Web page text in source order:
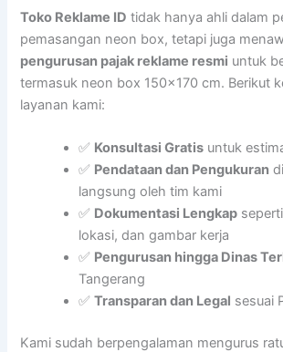
Toko Reklame ID tidak hanya ahli dalam
pemasangan neon box, tetapi juga
pengurusan pajak reklame resmi untuk
termasuk neon box 150×170 cm. Berikut
layanan kami:
✅ Konsultasi Gratis untuk
✅ Pendataan dan Pengukuran
langsung oleh tim kami
✅ Dokumentasi Lengkap
lokasi, dan gambar kerja
✅ Pengurusan hingga Dinas
Tangerang
✅Transparan dan Legal sesuai
Kami sudah berpengalaman mengurus